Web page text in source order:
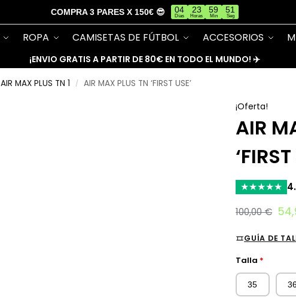
COMPRA 3 PARES X 150€ 😎 04
Días
23
Horas
59
Min
50
Seg
ROPA CAMISETAS DE FÚTBOL ACCESORIOS
¡ENVIO GRATIS A PARTIR DE 80€ EN TODO EL MUNDO! ✈️
AIR MAX PLUS TN 1 / AIR MAX PLUS TN ‘FIRST USE’
¡Oferta!
AIR
★★★★★
100,00€
GUÍA DE
Talla *
35